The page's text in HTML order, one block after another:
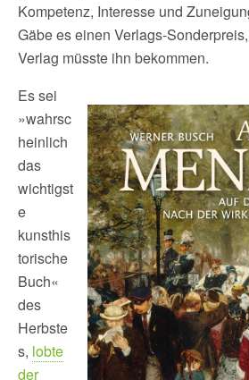
Kompetenz, Interesse und
Gäbe es einen Verlags-
Verlag müsste ihn bekommen.
Es sei
»wahrsc
heinlich
das
wichtigst
e
kunsthis
torische
Buch«
des
Herbste
s, lobte
der